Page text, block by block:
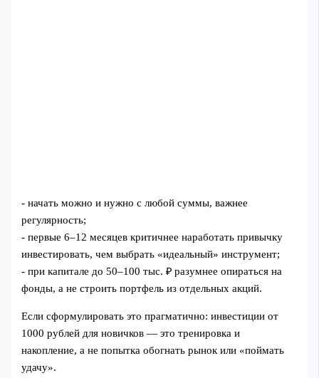
- начать можно и нужно с любой суммы, важнее
регулярность;
- первые 6–12 месяцев критичнее наработать привычку
инвестировать, чем выбрать «идеальный» инструмент;
- при капитале до 50–100 тыс. ₽ разумнее опираться на
фонды, а не строить портфель из отдельных акций.
Если сформулировать это прагматично: инвестиции от
1000 рублей для новичков — это тренировка и
накопление, а не попытка обогнать рынок или «поймать
удачу».